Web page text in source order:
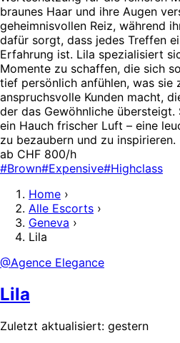
braunes Haar und ihre Augen
geheimnisvollen Reiz, während
dafür sorgt, dass jedes Treffen
Erfahrung ist. Lila spezialisiert
Momente zu schaffen, die sich
tief persönlich anfühlen, was sie
anspruchsvolle Kunden macht,
der das Gewöhnliche übersteigt.
ein Hauch frischer Luft – eine
zu bezaubern und zu inspirieren.
ab CHF 800/h
#Brown#Expensive#Highclass
Home ›
Alle Escorts ›
Geneva ›
Lila
@Agence Elegance
Lila
Zuletzt aktualisiert: gestern